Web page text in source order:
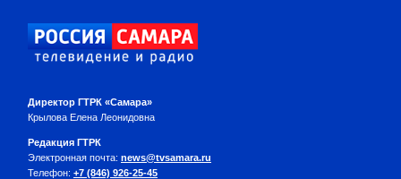
Директор ГТРК «Самара»
Крылова Елена Леонидовна
Редакция ГТРК
Электронная почта: news@tvsamara.ru
Телефон: +7 (846) 926-25-45